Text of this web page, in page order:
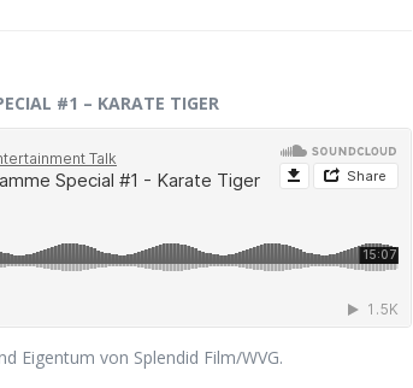
#1 – KARATE TIGER
Eigentum von Splendid Film/WVG.